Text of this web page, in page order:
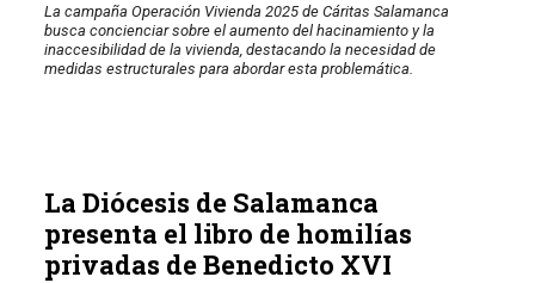
La campaña Operación Vivienda 2025 de Cáritas Salamanca
busca concienciar sobre el aumento del hacinamiento y la
inaccesibilidad de la vivienda, destacando la necesidad de
medidas estructurales para abordar esta problemática.
La Diócesis de Salamanca
presenta el libro de homilías
privadas de Benedicto XVI